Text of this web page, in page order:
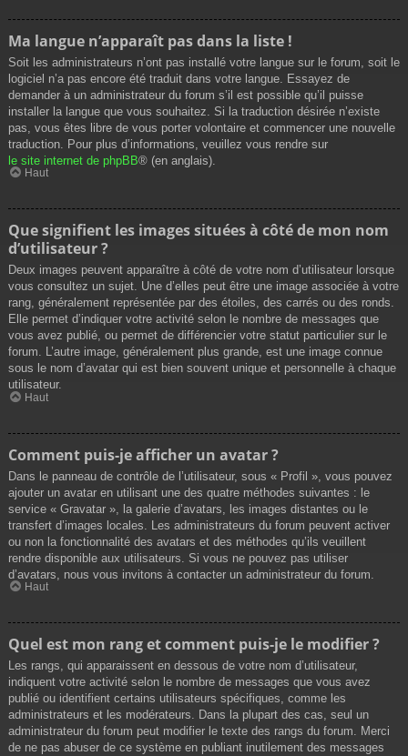
Ma langue n’apparaît pas dans la liste !
Soit les administrateurs n’ont pas installé votre langue sur le forum, soit le
logiciel n’a pas encore été traduit dans votre langue. Essayez de
demander à un administrateur du forum s’il est possible qu’il puisse
installer la langue que vous souhaitez. Si la traduction désirée n’existe
pas, vous êtes libre de vous porter volontaire et commencer une nouvelle
traduction. Pour plus d’informations, veuillez vous rendre sur
le site internet de phpBB® (en anglais).
Haut
Que signifient les images situées à côté de mon nom
d’utilisateur ?
Deux images peuvent apparaître à côté de votre nom d’utilisateur lorsque
vous consultez un sujet. Une d’elles peut être une image associée à votre
rang, généralement représentée par des étoiles, des carrés ou des ronds.
Elle permet d’indiquer votre activité selon le nombre de messages que
vous avez publié, ou permet de différencier votre statut particulier sur le
forum. L’autre image, généralement plus grande, est une image connue
sous le nom d’avatar qui est bien souvent unique et personnelle à chaque
utilisateur.
Haut
Comment puis-je afficher un avatar ?
Dans le panneau de contrôle de l’utilisateur, sous « Profil », vous pouvez
ajouter un avatar en utilisant une des quatre méthodes suivantes : le
service « Gravatar », la galerie d’avatars, les images distantes ou le
transfert d’images locales. Les administrateurs du forum peuvent activer
ou non la fonctionnalité des avatars et des méthodes qu’ils veuillent
rendre disponible aux utilisateurs. Si vous ne pouvez pas utiliser
d’avatars, nous vous invitons à contacter un administrateur du forum.
Haut
Quel est mon rang et comment puis-je le modifier ?
Les rangs, qui apparaissent en dessous de votre nom d’utilisateur,
indiquent votre activité selon le nombre de messages que vous avez
publié ou identifient certains utilisateurs spécifiques, comme les
administrateurs et les modérateurs. Dans la plupart des cas, seul un
administrateur du forum peut modifier le texte des rangs du forum. Merci
de ne pas abuser de ce système en publiant inutilement des messages